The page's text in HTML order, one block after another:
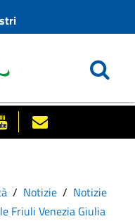
Notizie
Notizie
Friuli Venezia Giulia